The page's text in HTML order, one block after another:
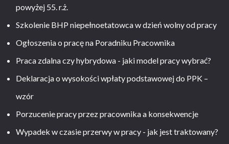
powyżej 55. r.ż.
Szkolenie BHP niepełnoetatowca w dzień wolny od pracy
Ogłoszenia o pracę na Poradniku Pracownika
Praca zdalna czy hybrydowa - jaki model pracy wybrać?
Deklaracja o wysokości wpłaty podstawowej do PPK –
wzór
Porzucenie pracy przez pracownika a konsekwencje
Wypadek w czasie przerwy w pracy - jak jest traktowany?